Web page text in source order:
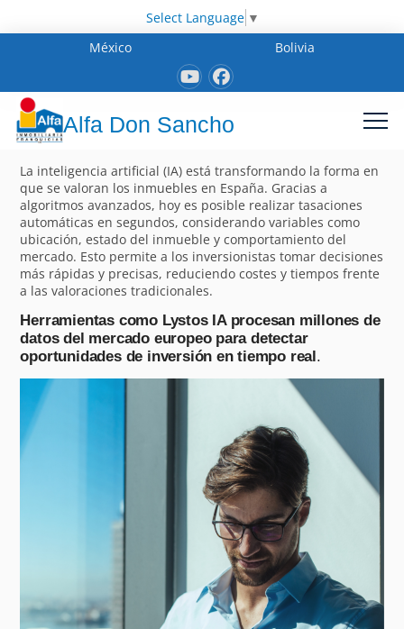
Select Language ▼
México
Bolivia
Alfa Don Sancho
La inteligencia artificial (IA) está transformando la forma en
que se valoran los inmuebles en España. Gracias a
algoritmos avanzados, hoy es posible realizar tasaciones
automáticas en segundos, considerando variables como
ubicación, estado del inmueble y comportamiento del
mercado. Esto permite a los inversionistas tomar decisiones
más rápidas y precisas, reduciendo costes y tiempos frente
a las valoraciones tradicionales.
Herramientas como Lystos IA procesan millones de
datos del mercado europeo para detectar
oportunidades de inversión en tiempo real.